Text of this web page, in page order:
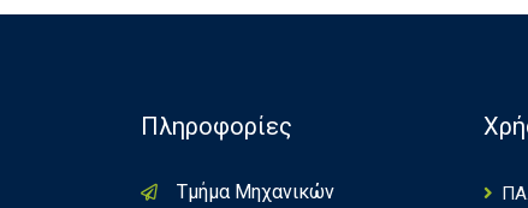
Πληροφορίες
Τμήμα Μηχανικών